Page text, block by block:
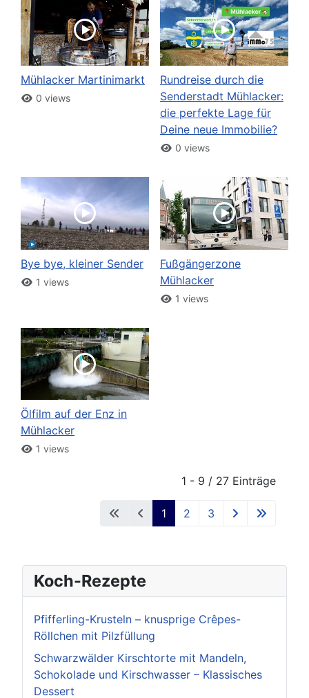
Mühlacker Martinimarkt
0 views
Rundreise durch die
Senderstadt Mühlacker:
die perfekte Lage für
Deine neue Immobilie?
0 views
Bye bye, kleiner Sender
1 views
Fußgängerzone
Mühlacker
1 views
Ölfilm auf der Enz in
Mühlacker
1 views
1 - 9 / 27 Einträge
1 2 3
Koch-Rezepte
Pfifferling-Krusteln – knusprige Crêpes-
Röllchen mit Pilzfüllung
Schwarzwälder Kirschtorte mit Mandeln,
Schokolade und Kirschwasser – Klassisches
Dessert